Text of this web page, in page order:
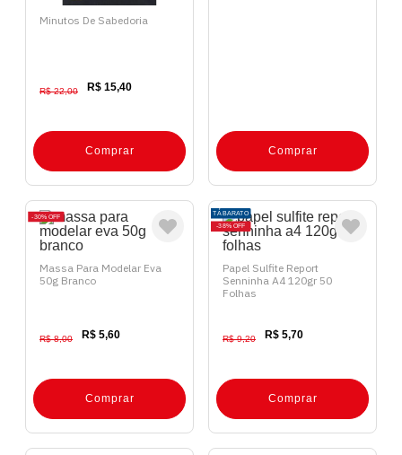
Minutos De Sabedoria
R$ 22,00 R$ 15,40
Comprar Comprar
30% OFF
Massa Para Modelar Eva
50g Branco
R$ 8,00 R$ 5,60
Comprar
TÁ BARATO
38% OFF
Papel Sulfite Report
Senninha A4 120gr 50
Folhas
R$ 9,20 R$ 5,70
Comprar